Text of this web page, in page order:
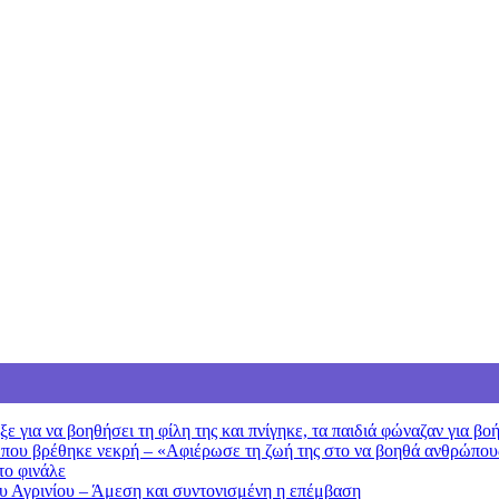
να βοηθήσει τη φίλη της και πνίγηκε, τα παιδιά φώναζαν για
βρέθηκε νεκρή – «Αφιέρωσε τη ζωή της στο να βοηθά
φινάλε
Αγρινίου – Άμεση και συντονισμένη η επέμβαση